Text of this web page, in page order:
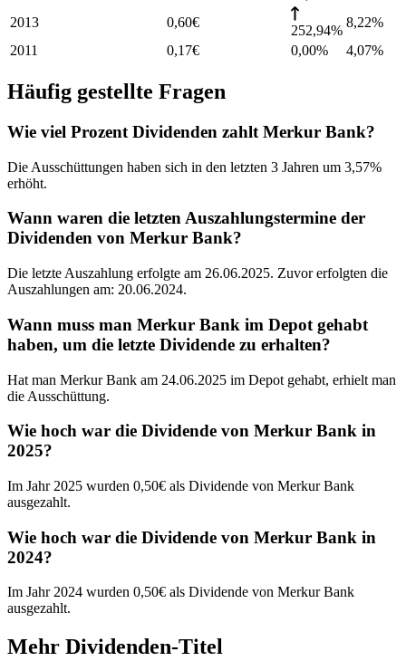
2013 0,60€
252,94%
8,22%
2011
0,17€ 0,00% 4,07%
Häufig gestellte Fragen
Wie viel Prozent Dividenden zahlt Merkur Bank?
Die Ausschüttungen haben sich in den letzten 3 Jahren um 3,57%
erhöht.
Wann waren die letzten Auszahlungstermine der
Dividenden von Merkur Bank?
Die letzte Auszahlung erfolgte am 26.06.2025. Zuvor erfolgten die
Auszahlungen am: 20.06.2024.
Wann muss man Merkur Bank im Depot gehabt
haben, um die letzte Dividende zu erhalten?
Hat man Merkur Bank am 24.06.2025 im Depot gehabt, erhielt man
die Ausschüttung.
Wie hoch war die Dividende von Merkur Bank in
2025?
Im Jahr 2025 wurden 0,50€ als Dividende von Merkur Bank
ausgezahlt.
Wie hoch war die Dividende von Merkur Bank in
2024?
Im Jahr 2024 wurden 0,50€ als Dividende von Merkur Bank
ausgezahlt.
Mehr Dividenden-Titel